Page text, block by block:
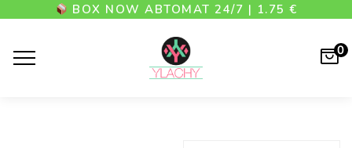
BOX NOW АВТОМАТ 24/7 | 1.75 €
0